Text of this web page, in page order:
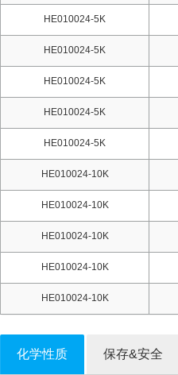
HE010024-5K
HE010024-5K
HE010024-5K
HE010024-5K
HE010024-5K
HE010024-10K
HE010024-10K
HE010024-10K
HE010024-10K
HE010024-10K
化学性质 保存&安全